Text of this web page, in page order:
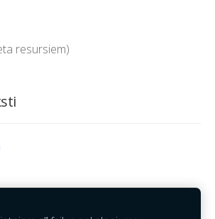
pēc dzimšanas datumam
resursiem)